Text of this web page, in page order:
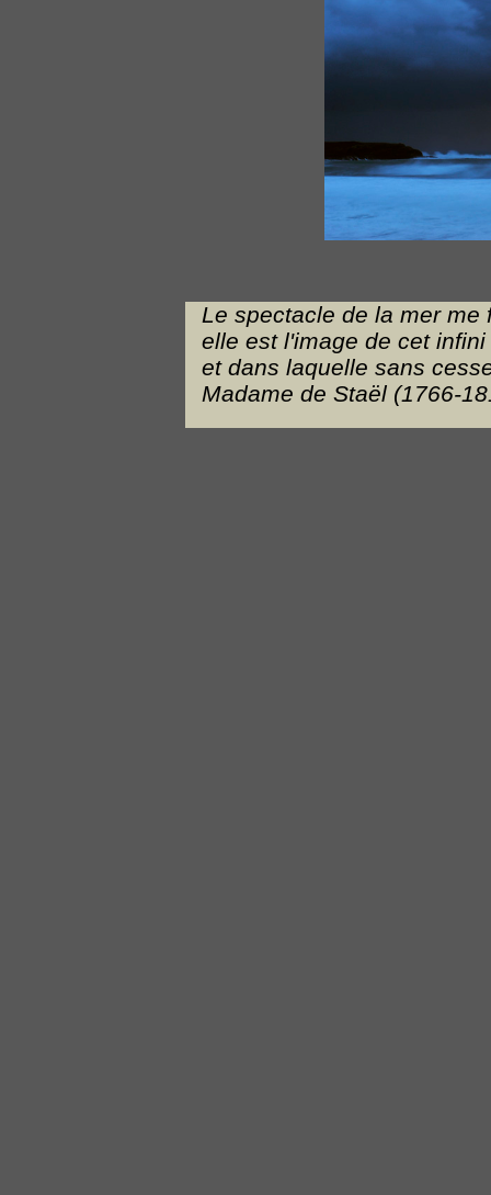
Le spectacle de la mer me
elle est l'image de cet
et dans laquelle sans
Madame de Staël (1766-